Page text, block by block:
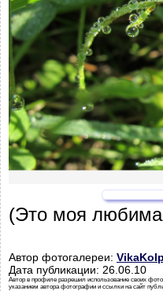
(Это моя
Автор фотогалереи:
Дата публикации: 26.06.10
Автор в профиле разрешил использование своих
указанием автора фотографии и ссылки на сайт